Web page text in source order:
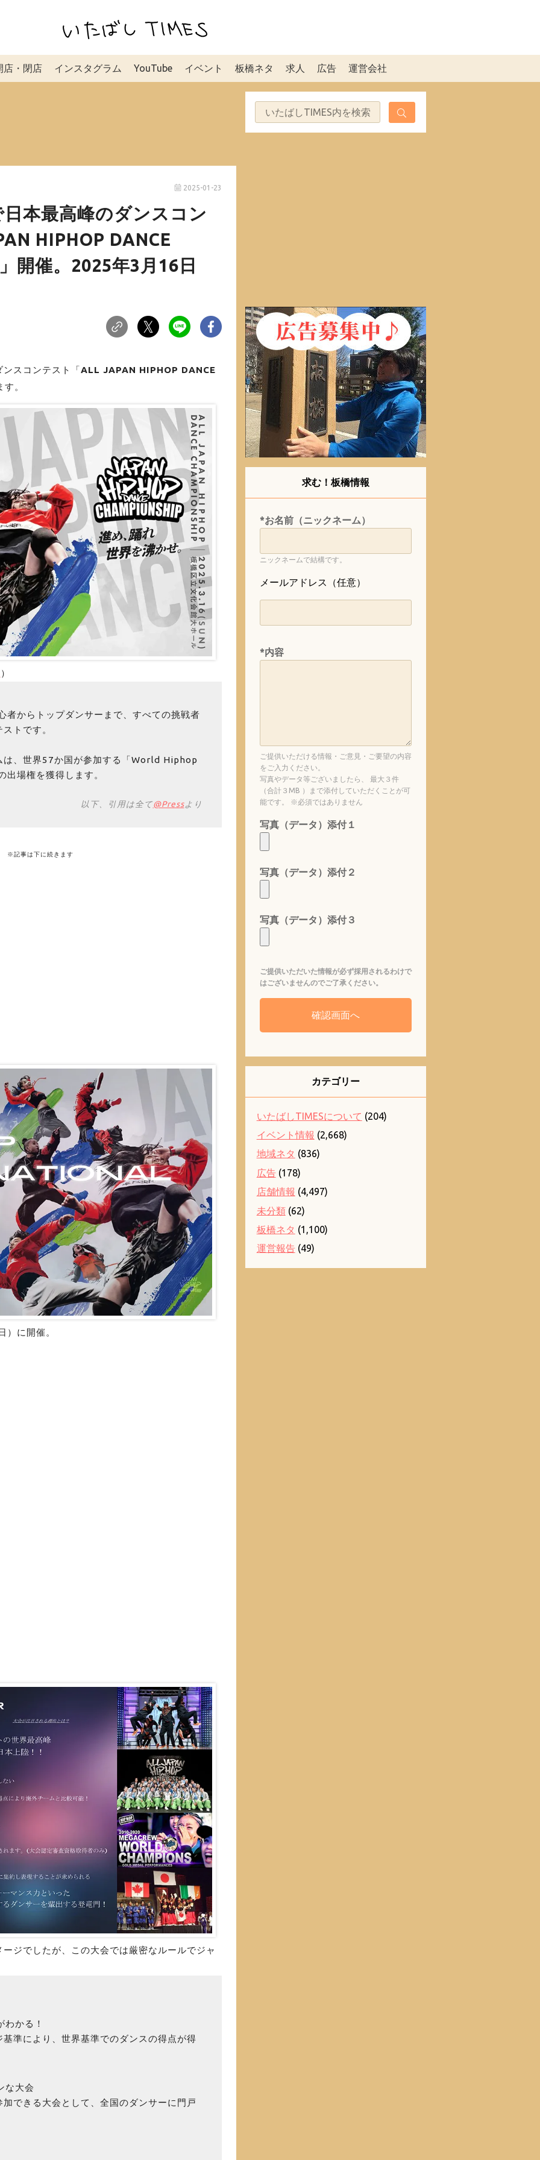
店・閉店 インスタグラム YouTube イベント 板橋ネタ 求人 広告 運営会社
2025-01-23
本最高峰のダンスコン
HIPHOP DANCE
開催。2025年3月16日
スコンテスト「ALL JAPAN HIPHOP DANCE
。
）
者からトップダンサーまで、すべての挑戦者
トです。
は、世界57か国が参加する「World Hiphop
場権を獲得します。
以下、引用は全て@Pressより
※記事は下に続きます
に開催。
ジでしたが、この大会では厳密なルールでジャ
かる！
準により、世界基準でのダンスの得点が得
な大会
できる大会として、全国のダンサーに門戸
求む！板橋情報
*お名前（ニックネーム）
ニックネームで結構です。
メールアドレス（任意）
*内容
ご提供いただける情報・ご意見・ご要望の内容
をご入力ください。
写真やデータ等ございましたら、 最大３件
（合計３MB ）まで添付していただくことが可
能です。 ※必須ではありません
写真（データ）添付１
写真（データ）添付２
写真（データ）添付３
ご提供いただいた情報が必ず採用されるわけで
はございませんのでご了承ください。
カテゴリー
いたばしTIMESについて (204)
イベント情報 (2,668)
地域ネタ (836)
広告(178)
店舗情報 (4,497)
未分類(62)
板橋ネタ (1,100)
運営報告(49)